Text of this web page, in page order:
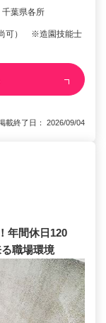
葉県各所
尚可） ※造園技能士
終了日： 2026/09/04
年間休日120
職場環境